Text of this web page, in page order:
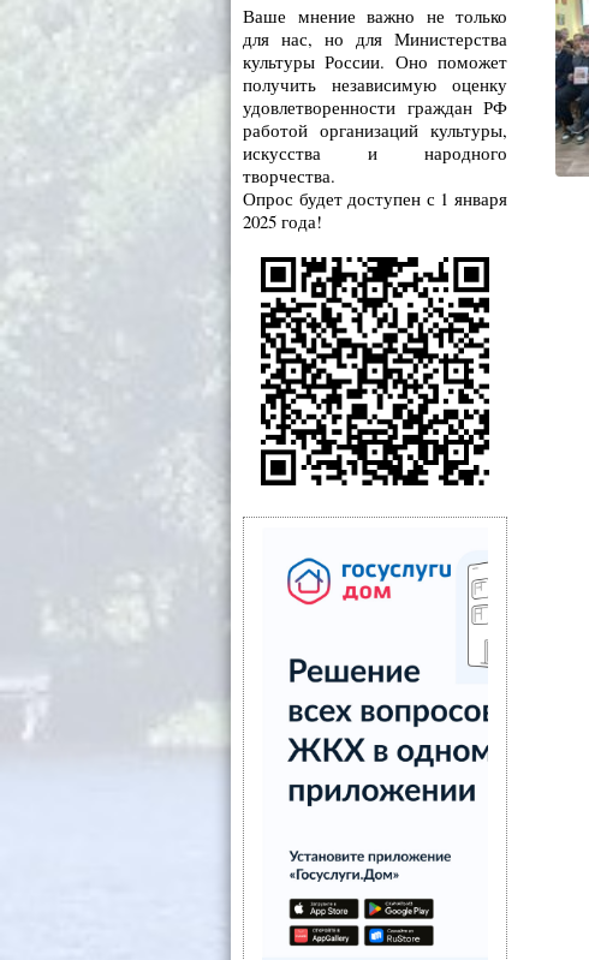
Ваше мнение важно не только
для нас, но для Министерства
культуры России. Оно поможет
получить независимую оценку
удовлетворенности граждан РФ
работой организаций культуры,
искусства и народного
творчества.
Опрос будет доступен с 1 января
2025 года!